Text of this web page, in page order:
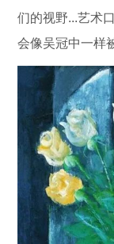
们的视野...艺术
会像吴冠中一样